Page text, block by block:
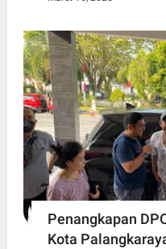
Penangkapan
Kota